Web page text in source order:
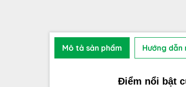
Mô tả sản phẩm Hướng dẫn
Điểm nổi bật